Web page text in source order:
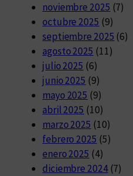
noviembre 2025 (7)
octubre 2025 (9)
septiembre 2025 (6)
agosto 2025 (11)
julio 2025 (6)
junio 2025 (9)
mayo 2025 (9)
abril 2025 (10)
marzo 2025 (10)
febrero 2025 (5)
enero 2025 (4)
diciembre 2024(7)